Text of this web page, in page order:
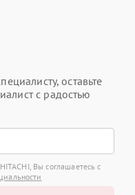
оставьте
с радостью
Вы соглашаетесь с